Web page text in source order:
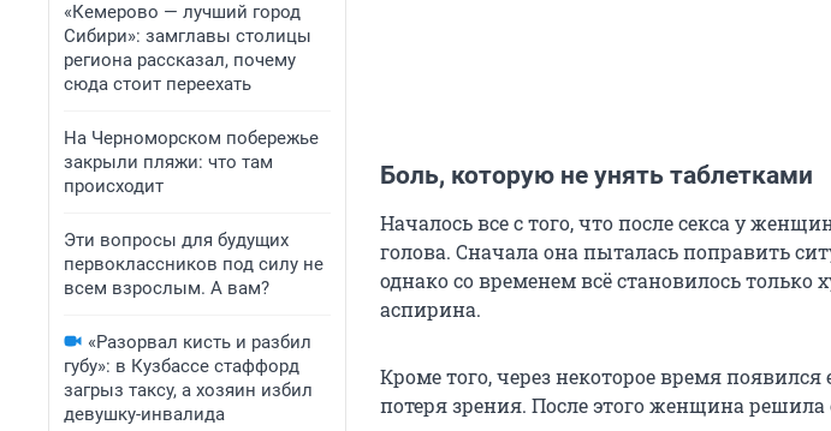
«Кемерово — лучший город
Сибири»: замглавы столицы
региона рассказал, почему
сюда стоит переехать
На Черноморском побережье
закрыли пляжи: что там
происходит
Эти вопросы для будущих
первоклассников под силу не
всем взрослым. А вам?
«Разорвал кисть и разбил
губу»: в Кузбассе стаффорд
загрыз таксу, а хозяин избил
девушку-инвалида
Боль, которую не унять таблетками
Началось все с того, что после секса у
голова. Сначала она пыталась поправить
однако со временем всё становилось
аспирина.
Кроме того, через некоторое время
потеря зрения. После этого женщина